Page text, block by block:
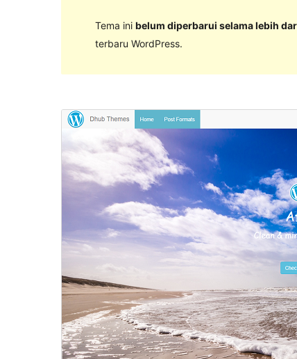
Tema ini belum diperbarui selama lebih
terbaru WordPress.